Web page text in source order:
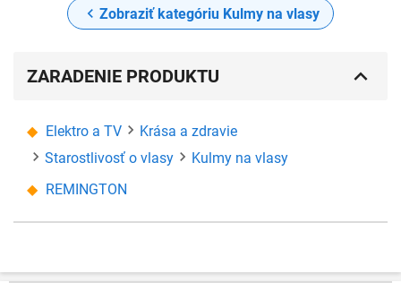
Zobraziť kategóriu Kulmy na vlasy
ZARADENIE PRODUKTU
Elektro a TV
Krása a zdravie
Starostlivosť o vlasy
Kulmy na vlasy
REMINGTON